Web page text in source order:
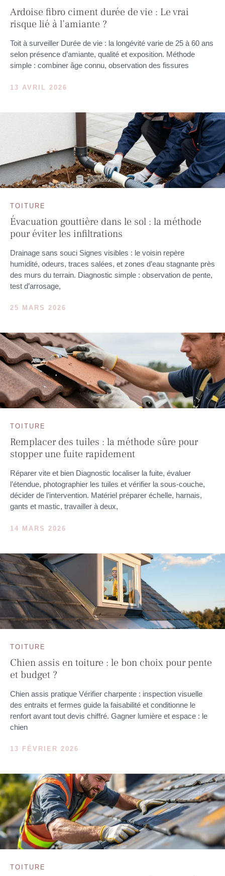
Ardoise fibro ciment durée de vie : Le vrai
risque lié à l’amiante ?
Toit à surveiller Durée de vie : la longévité varie de 25 à 60 ans
selon présence d’amiante, qualité et exposition. Méthode
simple : combiner âge connu, observation des fissures
13 AVRIL 2026
TOITURE
Évacuation gouttière dans le sol : la méthode
pour éviter les infiltrations
Drainage sans souci Signes visibles : le voisin repère
humidité, odeurs, traces salées, et zones d’eau stagnante près
des murs du terrain. Diagnostic simple : observation de pente,
test d’arrosage,
25 MARS 2026
TOITURE
Remplacer des tuiles : la méthode sûre pour
stopper une fuite rapidement
Réparer vite et bien Diagnostic localiser la fuite, évaluer
l’étendue, photographier les tuiles et vérifier la sous‑couche,
décider de l’intervention. Matériel préparer échelle, harnais,
gants et mastic, travailler à deux,
14 MARS 2026
TOITURE
Chien assis en toiture : le bon choix pour pente
et budget ?
Chien assis pratique Vérifier charpente : inspection visuelle
des entraits et fermes guide la faisabilité et conditionne le
renfort avant tout devis chiffré. Gagner lumière et espace : le
chien
13 FÉVRIER 2026
TOITURE